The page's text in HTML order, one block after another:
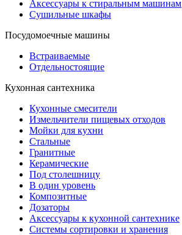
Аксессуары к стиральным машинам
Сушильные шкафы
Посудомоечные машины
Встраиваемые
Отдельностоящие
Кухонная сантехника
Кухонные смесители
Измельчители пищевых отходов
Мойки для кухни
Стальные
Гранитные
Керамические
Под столешницу
В один уровень
Композитные
Дозаторы
Аксессуары к кухонной сантехнике
Системы сортировки и хранения